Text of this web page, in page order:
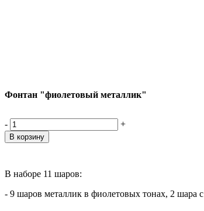
Фонтан "фиолетовый металлик"
-
+
В наборе 11 шаров:
- 9 шаров металлик в фиолетовых тонах, 2 шара